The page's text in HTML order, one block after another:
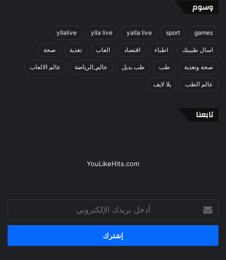
وسوم
games
sport
yalla live
ylla live
yllalive
اسال طبيبك اطباء اقتصاد العاب تغذية صحة
صحة وتغذية طب طب بديل عالم_الرياضة عالم الالعاب
عالم الطب يلا لايف
تابعنا
YouLikeHits.com
بريدك
الإلكتروني